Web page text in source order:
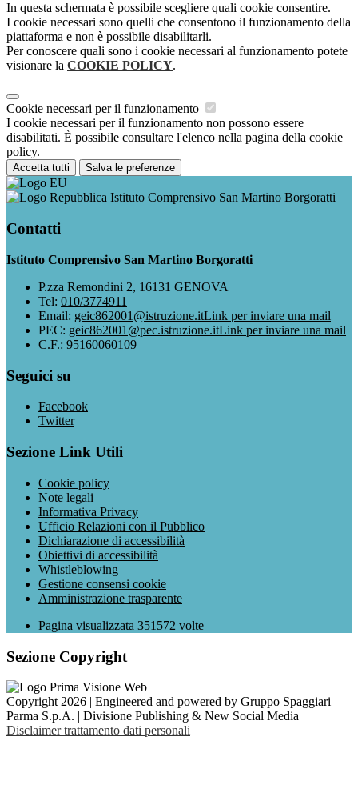
In questa schermata è possibile scegliere quali cookie consentire.
I cookie necessari sono quelli che consentono il funzionamento della
piattaforma e non è possibile disabilitarli.
Per conoscere quali sono i cookie necessari al funzionamento potete
visionare la COOKIE POLICY.
Cookie necessari per il funzionamento
I cookie necessari per il funzionamento non possono essere
disabilitati. È possibile consultare l'elenco nella pagina della cookie
policy.
Accetta tutti Salva le preferenze
Istituto Comprensivo San Martino Borgoratti
Contatti
Istituto Comprensivo San Martino Borgoratti
P.zza Remondini 2, 16131 GENOVA
Tel: 010/3774911
Email: geic862001@istruzione.itLink per inviare una mail
PEC: geic862001@pec.istruzione.itLink per inviare una mail
C.F.: 95160060109
Seguici su
Facebook
Twitter
Sezione Link Utili
Cookie policy
Note legali
Informativa Privacy
Ufficio Relazioni con il Pubblico
Dichiarazione di accessibilità
Obiettivi di accessibilità
Whistleblowing
Gestione consensi cookie
Amministrazione trasparente
Pagina visualizzata 351572 volte
Sezione Copyright
Copyright 2026 | Engineered and powered by Gruppo Spaggiari
Parma S.p.A. | Divisione Publishing & New Social Media
Disclaimer trattamento dati personali